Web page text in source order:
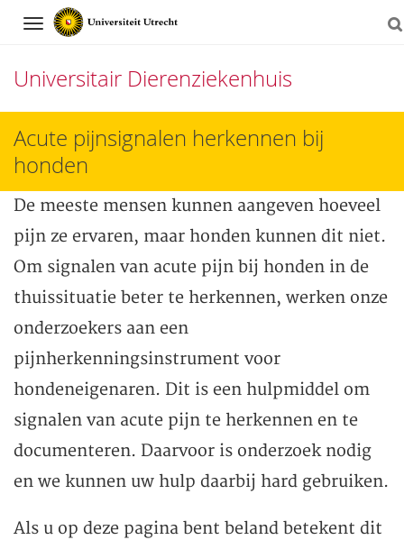
Navigation
Universitair Dierenziekenhuis
Direct
naar
het
inhoud
Acute pijnsignalen herkennen bij
honden
De meeste mensen kunnen aangeven hoeveel
pijn ze ervaren, maar honden kunnen dit niet.
Om signalen van acute pijn bij honden in de
thuissituatie beter te herkennen, werken onze
onderzoekers aan een
pijnherkenningsinstrument voor
hondeneigenaren. Dit is een hulpmiddel om
signalen van acute pijn te herkennen en te
documenteren. Daarvoor is onderzoek nodig
en we kunnen uw hulp daarbij hard gebruiken.
Als u op deze pagina bent beland betekent dit